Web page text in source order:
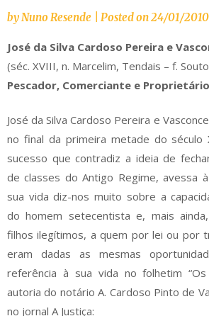
byNuno Resende Posted on24/01/2010
José da Silva Cardoso Pereira e
(séc. XVIII, n. Marcelim, Tendais – f.
Pescador, Comerciante e Proprietário
José da Silva Cardoso Pereira e
no final da primeira metade do século
sucesso que contradiz a ideia de
de classes do Antigo Regime, avessa
sua vida diz-nos muito sobre a
do homem setecentista e, mais
filhos ilegítimos, a quem por lei ou por
eram dadas as mesmas
referência à sua vida no folhetim
autoria do notário A. Cardoso Pinto de
no jornal A Justiça: